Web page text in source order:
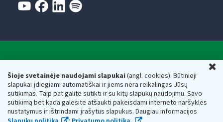
Šioje svetainėje naudojami slapukai(angl. cookies). Būtinieji
slapukai įdiegiami automatiškai ir jiems nėra reikalingas Jūsų
sutikimas. Taip pat galite sutikti ir su kitų slapukų naudojimu. Savo
sutikimą bet kada galėsite atšaukti pakeisdami interneto naršyklės
nustatymus ir ištrindami įrašytus slapukus. Daugiau informacijos
Respublikos finansų ministerijos
Biudžetinė įstaiga. Juridinio asmens kodas — 188659752,
adresas: Vasario 16-osios g. 14, 01107 Vilnius, Lietuva, el.paštas:
vmi@vmi.lt, E. pristatymo dėžutės adresas 188659752
Duomenys apie Valstybinę mokesčių inspekciją prie Lietuvos